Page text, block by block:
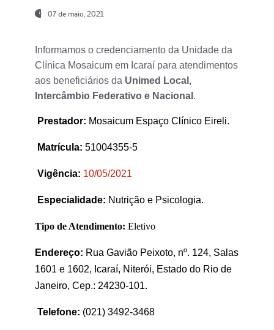
07 de maio, 2021
Informamos o credenciamento da Unidade da
Clínica Mosaicum em Icaraí para atendimentos
aos beneficiários da Unimed Local,
Intercâmbio Federativo e Nacional .
Prestador: Mosaicum Espaço Clínico Eireli.
Matrícula: 51004355-5
Vigência: 10/05/2021
Especialidade: Nutrição e Psicologia.
Tipo de Atendimento: Eletivo
Endereço: Rua Gavião Peixoto, nº. 124, Salas
1601 e 1602, Icaraí, Niterói, Estado do Rio de
Janeiro, Cep.: 24230-101.
Telefone: (021) 3492-3468